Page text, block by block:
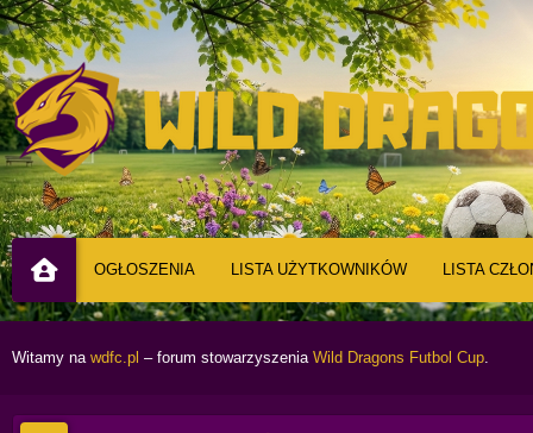
OGŁOSZENIA LISTA UŻYTKOWNIKÓW LISTA
Witamy na wdfc.pl – forum stowarzyszenia Wild Dragons Futbol Cup.